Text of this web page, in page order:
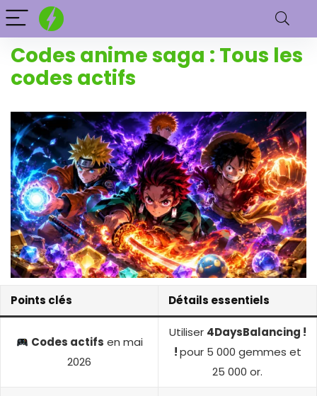
Codes anime saga : Tous les
codes actifs
Points clés Détails essentiels
Codes actifs en mai
2026
Utiliser 4DaysBalancing !
!pour 5 000 gemmes et
25 000 or.